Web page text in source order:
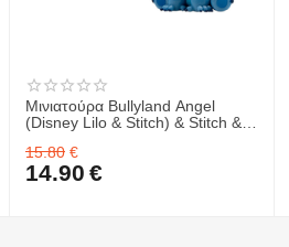
Μινιατούρα Bullyland Angel
(Disney Lilo & Stitch) & Stitch &
15.80 €
14.90 €